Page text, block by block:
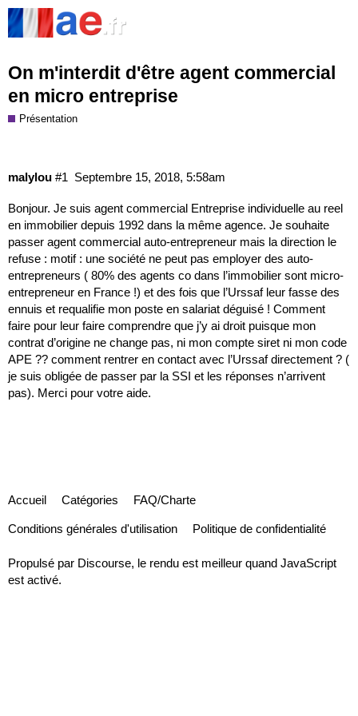
On m'interdit d'être agent commercial
en micro entreprise
Présentation
malylou Septembre 15, 2018, 5:58am
#1
Bonjour. Je suis agent commercial Entreprise individuelle au reel
en immobilier depuis 1992 dans la même agence. Je souhaite
passer agent commercial auto-entrepreneur mais la direction le
refuse : motif : une société ne peut pas employer des auto-
entrepreneurs ( 80% des agents co dans l’immobilier sont micro-
entrepreneur en France !) et des fois que l’Urssaf leur fasse des
ennuis et requalifie mon poste en salariat déguisé ! Comment
faire pour leur faire comprendre que j’y ai droit puisque mon
contrat d’origine ne change pas, ni mon compte siret ni mon code
APE ?? comment rentrer en contact avec l’Urssaf directement ? (
je suis obligée de passer par la SSI et les réponses n’arrivent
pas). Merci pour votre aide.
Accueil Catégories FAQ/Charte
Conditions générales d'utilisation Politique de confidentialité
Propulsé par Discourse, le rendu est meilleur quand JavaScript
est activé.